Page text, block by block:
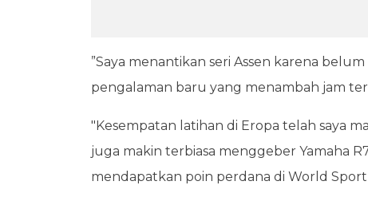
”Saya menantikan seri Assen karena
pengalaman baru yang menambah jam
"Kesempatan latihan di Eropa telah saya
juga makin terbiasa menggeber Yamaha
mendapatkan poin perdana di World